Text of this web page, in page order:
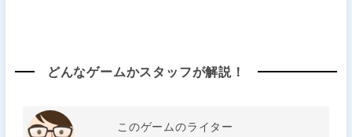
どんなゲームかスタッフが解説！
このゲームのライター